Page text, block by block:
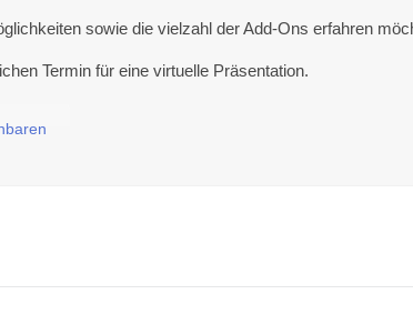
sowie die vielzahl der Add-Ons erfahren
Termin für eine virtuelle Präsentation.